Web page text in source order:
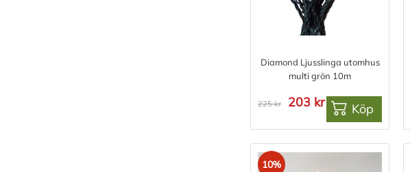
Diamond Ljusslinga utomhus
multi grön 10m
225 kr 203 kr Köp
10%